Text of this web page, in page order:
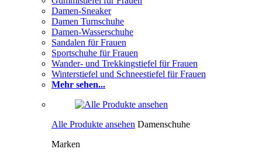
Damen-Sneaker
Damen Turnschuhe
Damen-Wasserschuhe
Sandalen für Frauen
Sportschuhe für Frauen
Wander- und Trekkingstiefel für Frauen
Winterstiefel und Schneestiefel für Frauen
Mehr sehen...
Alle Produkte ansehen Damenschuhe
Marken